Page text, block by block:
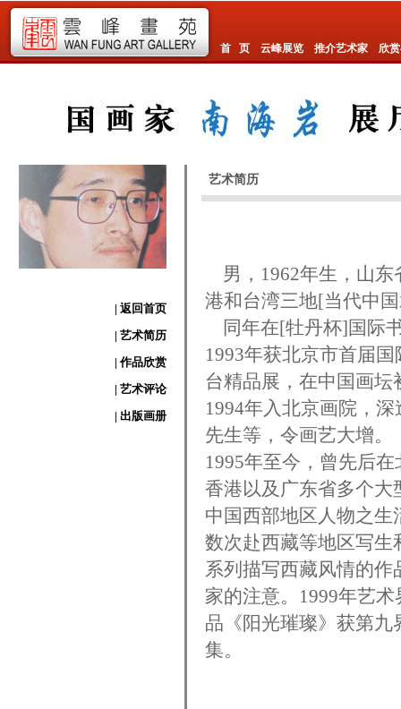
首 页 云峰展览 推介艺术家 欣
| 返回首页
| 艺术简历
| 作品欣赏
| 艺术评论
| 出版画册
艺术简历
男，1962年生，山东
港和台湾三地[当代中
同年在[牡丹杯]国际
1993年获北京市首届
台精品展，在中国画坛
1994年入北京画院，
先生等，令画艺大增。
1995年至今，曾先后
香港以及广东省多个大
中国西部地区人物之
数次赴西藏等地区写生
系列描写西藏风情的
家的注意。1999年艺
品《阳光璀璨》获第
集。